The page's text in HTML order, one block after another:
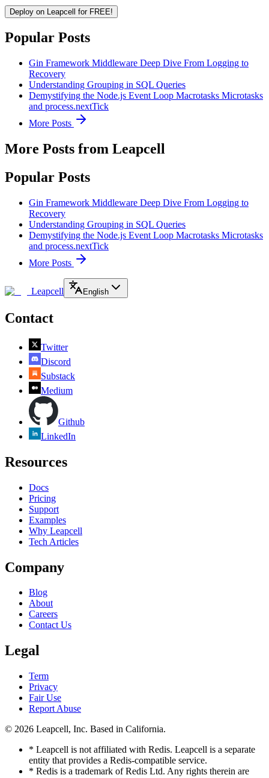
Deploy on Leapcell for FREE!
Popular Posts
Gin Framework Middleware Deep Dive From Logging to
Recovery
Understanding Grouping in SQL Queries
Demystifying the Node.js Event Loop Macrotasks Microtasks
and process.nextTick
More Posts
More Posts from Leapcell
Popular Posts
Gin Framework Middleware Deep Dive From Logging to
Recovery
Understanding Grouping in SQL Queries
Demystifying the Node.js Event Loop Macrotasks Microtasks
and process.nextTick
More Posts
Leapcell English
Contact
Twitter
Discord
Substack
Medium
Github
LinkedIn
Resources
Docs
Pricing
Support
Examples
Why Leapcell
Tech Articles
Company
Blog
About
Careers
Contact Us
Legal
Term
Privacy
Fair Use
Report Abuse
© 2026 Leapcell, Inc. Based in California.
* Leapcell is not affiliated with Redis. Leapcell is a separate
entity that provides a Redis-compatible service.
* Redis is a trademark of Redis Ltd. Any rights therein are